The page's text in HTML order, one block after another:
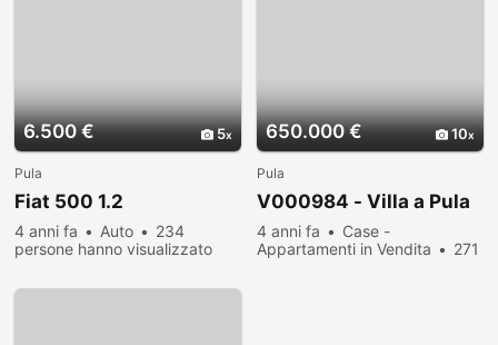
6.500 € 5
Pula
Fiat 500 1.2
4 anni fa Auto
234
persone hanno visualizzato
650.000 € 10
Pula
V000984 - Villa a Pula
4 anni fa
Case -
Appartamenti in Vendita
271